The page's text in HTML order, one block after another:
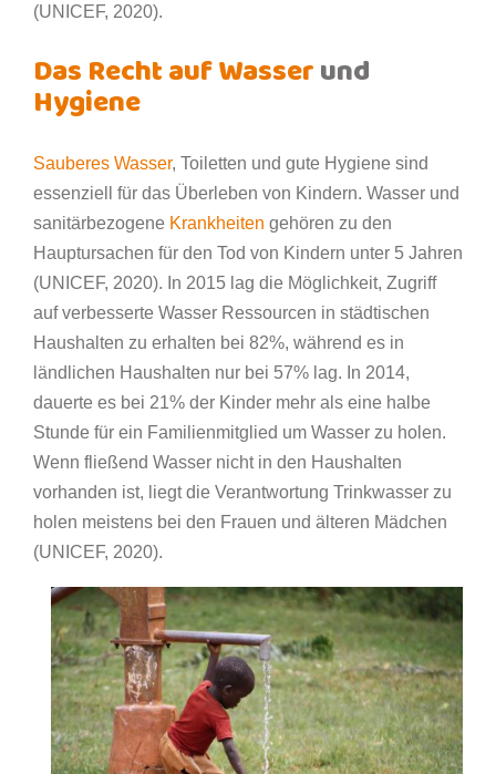
(UNICEF, 2020).
Das Recht auf Wasserund
Hygiene
Sauberes Wasser, Toiletten und gute Hygiene sind
essenziell für das Überleben von Kindern. Wasser und
sanitärbezogene Krankheiten gehören zu den
Hauptursachen für den Tod von Kindern unter 5 Jahren
(UNICEF, 2020). In 2015 lag die Möglichkeit, Zugriff
auf verbesserte Wasser Ressourcen in städtischen
Haushalten zu erhalten bei 82%, während es in
ländlichen Haushalten nur bei 57% lag. In 2014,
dauerte es bei 21% der Kinder mehr als eine halbe
Stunde für ein Familienmitglied um Wasser zu holen.
Wenn fließend Wasser nicht in den Haushalten
vorhanden ist, liegt die Verantwortung Trinkwasser zu
holen meistens bei den Frauen und älteren Mädchen
(UNICEF, 2020).